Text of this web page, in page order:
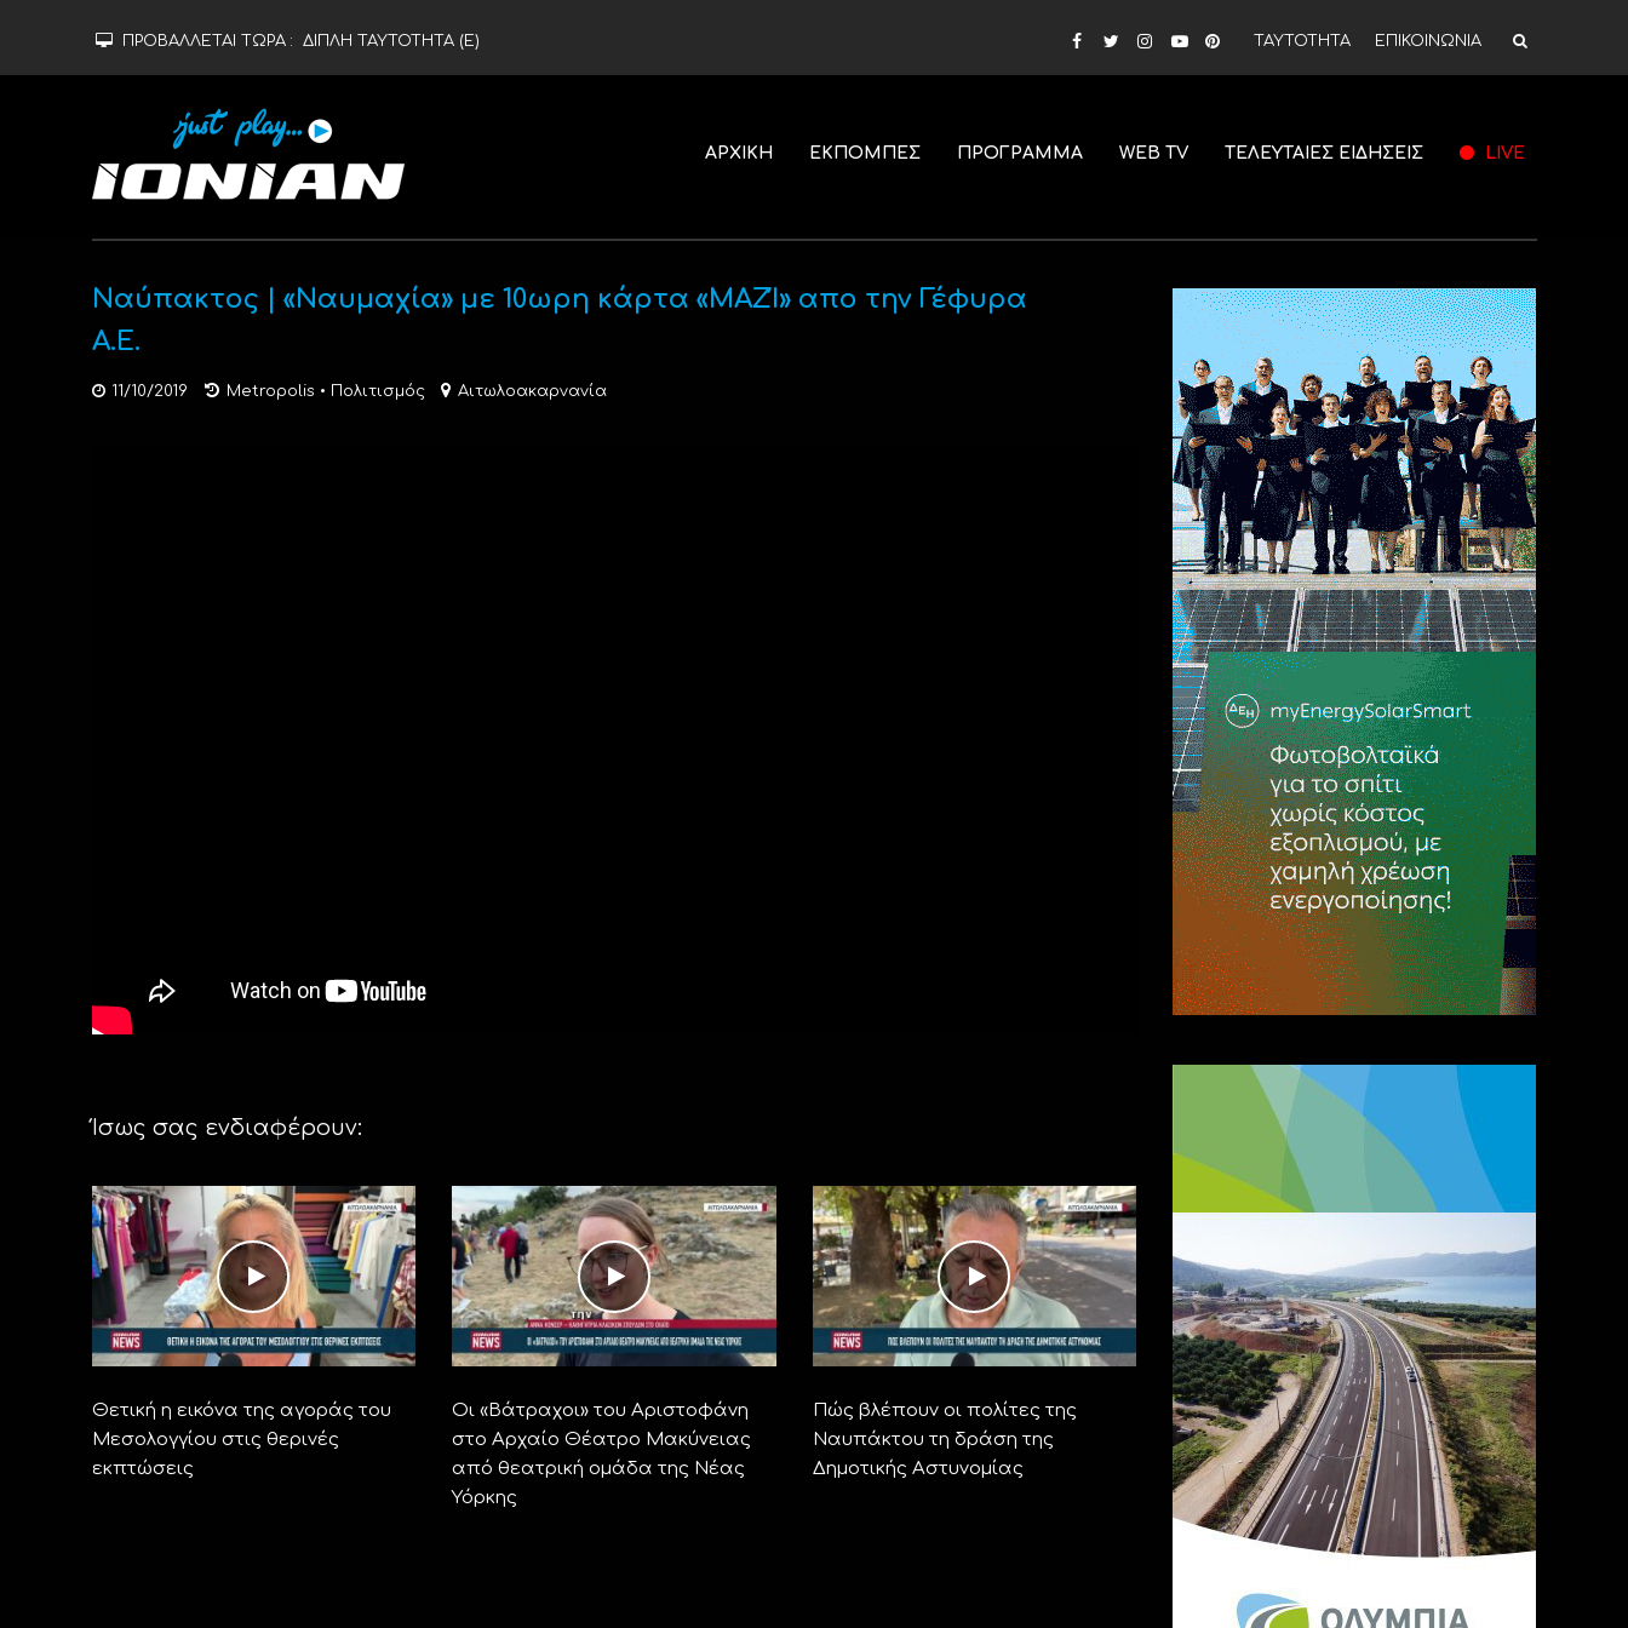
ΠΡΟΒΑΛΛΕΤΑΙ ΤΩΡΑ : ΔΙΠΛΗ ΤΑΥΤΟΤΗΤΑ (Ε) ΤΑΥΤΟΤΗΤΑ ΕΠΙΚΟΙΝΩΝΙΑ
ΑΡΧΙΚΗ ΕΚΠΟΜΠΕΣ ΠΡΟΓΡΑΜΜΑ WEB TV ΤΕΛΕΥΤΑΙΕΣ ΕΙΔΗΣΕΙΣ LIVE
Ναύπακτος | «Ναυμαχία» με 10ωρη κάρτα «ΜΑΖΊ» απο την Γέφυρα
Α.Ε.
11/10/2019 Metropolis • Πολιτισμός Αιτωλοακαρνανία
Ίσως σας ενδιαφέρουν:
Θετική η εικόνα της αγοράς του
Μεσολογγίου στις θερινές
εκπτώσεις
Οι «Βάτραχοι» του Αριστοφάνη
στο Αρχαίο Θέατρο Μακύνειας
από θεατρική ομάδα της Νέας
Υόρκης
Πώς βλέπουν οι πολίτες της
Ναυπάκτου τη δράση της
Δημοτικής Αστυνομίας